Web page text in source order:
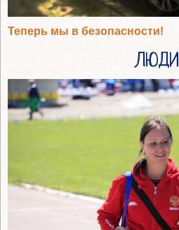
Теперь мы в безопасности!
ЛЮДИ